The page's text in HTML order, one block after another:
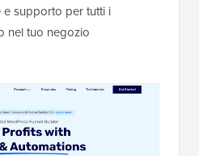
supporto per tutti i
nel tuo negozio